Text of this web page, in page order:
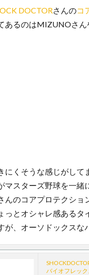
DOCTORさんのコ
あるのはMIZUNOさん
くそうな感じがして
マスターズ野球を一緒
のコアプロテクショ
とオシャレ感あるタ
が、オーソドックスな
バイオフレッ